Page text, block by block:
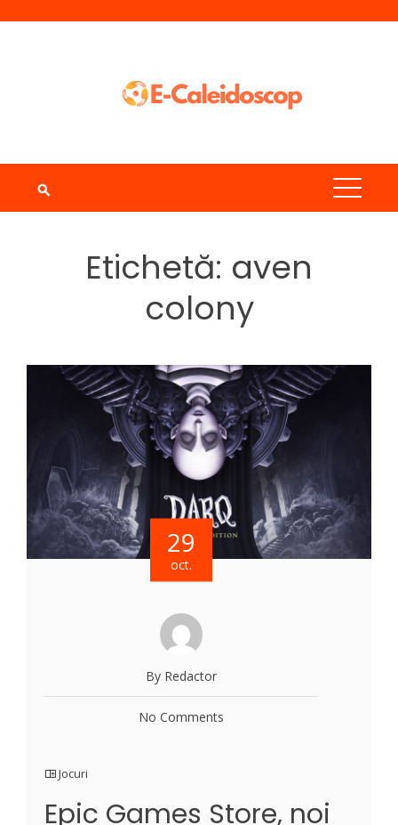
Etichetă: aven
colony
29
oct.
By Redactor
No Comments
Jocuri
Epic Games Store, noi